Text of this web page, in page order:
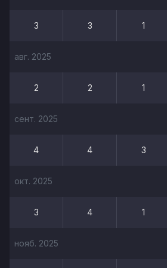
3 3 1
авг. 2025
2 2 1
сент. 2025
4 4 3
окт. 2025
3 4 1
нояб. 2025